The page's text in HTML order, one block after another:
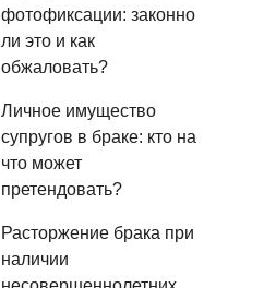
фотофиксации: законно
ли это и как
обжаловать?
Личное имущество
супругов в браке: кто на
что может
претендовать?
Расторжение брака при
наличии